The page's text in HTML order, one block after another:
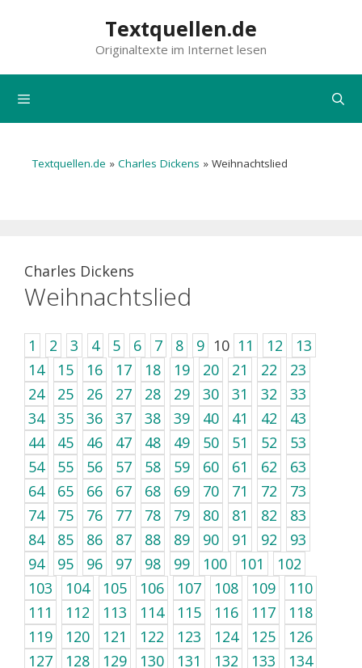
Textquellen.de
Originaltexte im Internet lesen
Textquellen.de » Charles Dickens » Weihnachtslied
Charles Dickens
Weihnachtslied
1 2 3 4 5 6 7 8 9 10 11 12
13
14
15 16 17 18 19 20 21 22
23
24
25 26 27 28 29 30 31 32
33
34
35 36 37 38 39 40 41 42
43
44
45 46 47 48 49 50 51 52
53
54
55 56 57 58 59 60 61 62
63
64
65 66 67 68 69 70 71 72
73
74
75 76 77 78 79 80 81 82
83
84
85 86 87 88 89 90 91 92
93
94
95 96 97 98 99 100 101
102
103
104 105 106 107 108 109
110
111
112 113 114 115 116 117
118
119
120 121 122 123 124 125
126
127
128 129 130 131 132 133
134